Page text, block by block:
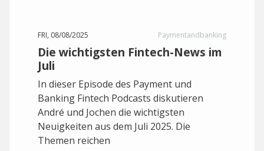
FRI, 08/08/2025 Paymentandbanking
Die wichtigsten Fintech-News im
Juli
In dieser Episode des Payment und
Banking Fintech Podcasts diskutieren
André und Jochen die wichtigsten
Neuigkeiten aus dem Juli 2025. Die
Themen reichen